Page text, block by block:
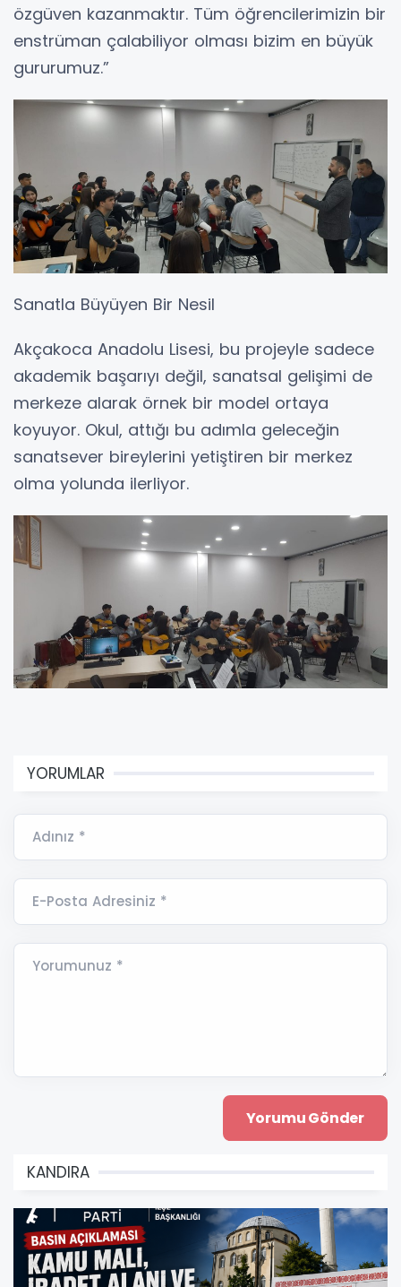
özgüven kazanmaktır. Tüm öğrencilerimizin bir
enstrüman çalabiliyor olması bizim en büyük
gururumuz.”
Sanatla Büyüyen Bir Nesil
Akçakoca Anadolu Lisesi, bu projeyle sadece
akademik başarıyı değil, sanatsal gelişimi de
merkeze alarak örnek bir model ortaya
koyuyor. Okul, attığı bu adımla geleceğin
sanatsever bireylerini yetiştiren bir merkez
olma yolunda ilerliyor.
YORUMLAR
Adınız *
E-Posta Adresiniz *
Yorumunuz *
KANDIRA